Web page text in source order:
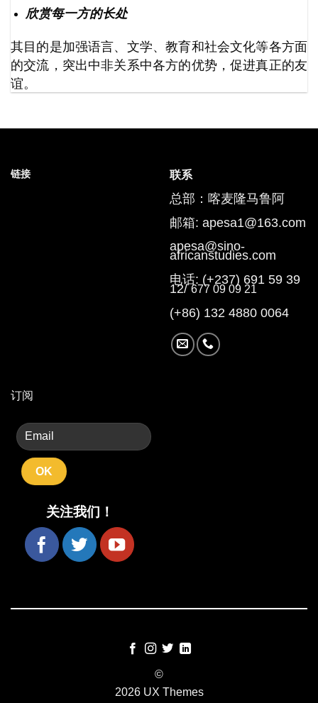
欣赏每一方的长处
其目的是加强语言、文学、教育和社会文化等各方面
的交流，突出中非关系中各方的优势，促进真正的友
谊。
链接 联系
总部：喀麦隆马鲁阿
邮箱: apesa1@163.com
apesa@sino-
africanstudies.com
电话: (+237) 691 59 39
12/677 09 09 21
(+86) 132 4880 0064
订阅
关注我们！
©
2026 UX Themes